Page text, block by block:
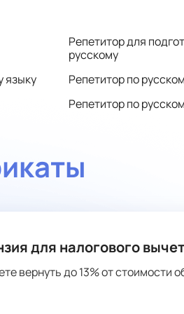
результатами
Репетитор для
русскому
языку
Репетитор по
Репетитор по
для налогового
вернуть до 13% от стоимости